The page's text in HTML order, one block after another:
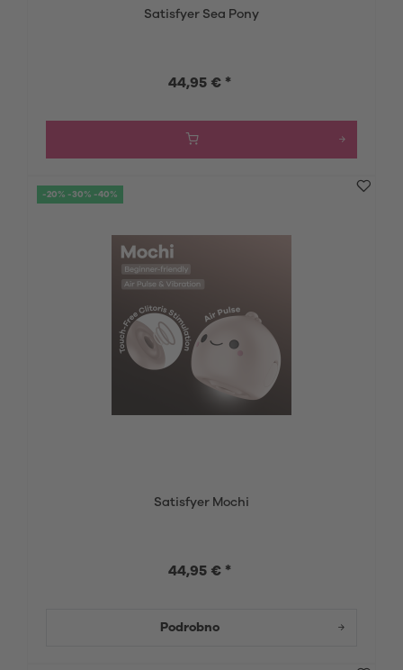
Satisfyer Sea Pony
44,95 € *
-20% -30% -40%
Satisfyer Mochi
44,95 € *
Podrobno